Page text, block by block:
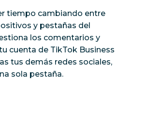
tiempo cambiando entre
y pestañas del
los comentarios y
cuenta de TikTok Business
tus demás redes sociales,
sola pestaña.